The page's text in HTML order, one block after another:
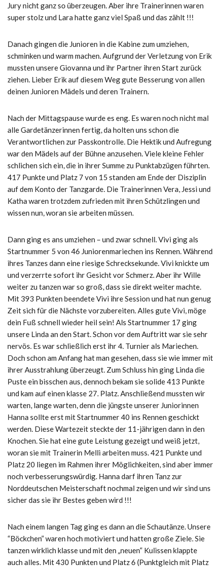
Jury nicht ganz so überzeugen. Aber ihre Trainerinnen waren
super stolz und Lara hatte ganz viel Spaß und das zählt !!!
Danach gingen die Junioren in die Kabine zum umziehen,
schminken und warm machen. Aufgrund der Verletzung von Erik
mussten unsere Giovanna und ihr Partner ihren Start zurück
ziehen. Lieber Erik auf diesem Weg gute Besserung von allen
deinen Junioren Mädels und deren Trainern.
Nach der Mittagspause wurde es eng. Es waren noch nicht mal
alle Gardetänzerinnen fertig, da holten uns schon die
Verantwortlichen zur Passkontrolle. Die Hektik und Aufregung
war den Mädels auf der Bühne anzusehen. Viele kleine Fehler
schlichen sich ein, die in ihrer Summe zu Punktabzügen führten.
417 Punkte und Platz 7 von 15 standen am Ende der Disziplin
auf dem Konto der Tanzgarde. Die Trainerinnen Vera, Jessi und
Katha waren trotzdem zufrieden mit ihren Schützlingen und
wissen nun, woran sie arbeiten müssen.
Dann ging es ans umziehen – und zwar schnell. Vivi ging als
Startnummer 5 von 46 Juniorenmariechen ins Rennen. Während
ihres Tanzes dann eine riesige Schrecksekunde. Vivi knickte um
und verzerrte sofort ihr Gesicht vor Schmerz. Aber ihr Wille
weiter zu tanzen war so groß, dass sie direkt weiter machte.
Mit 393 Punkten beendete Vivi ihre Session und hat nun genug
Zeit sich für die Nächste vorzubereiten. Alles gute Vivi, möge
dein Fuß schnell wieder heil sein! Als Startnummer 17 ging
unsere Linda an den Start. Schon vor dem Auftritt war sie sehr
nervös. Es war schließlich erst ihr 4. Turnier als Mariechen.
Doch schon am Anfang hat man gesehen, dass sie wie immer mit
ihrer Ausstrahlung überzeugt. Zum Schluss hin ging Linda die
Puste ein bisschen aus, dennoch bekam sie solide 413 Punkte
und kam auf einen klasse 27. Platz. Anschließend mussten wir
warten, lange warten, denn die jüngste unserer Juniorinnen
Hanna sollte erst mit Startnummer 40 ins Rennen geschickt
werden. Diese Wartezeit steckte der 11-jährigen dann in den
Knochen. Sie hat eine gute Leistung gezeigt und weiß jetzt,
woran sie mit Trainerin Melli arbeiten muss. 421 Punkte und
Platz 20 liegen im Rahmen ihrer Möglichkeiten, sind aber immer
noch verbesserungswürdig. Hanna darf ihren Tanz zur
Norddeutschen Meisterschaft nochmal zeigen und wir sind uns
sicher das sie ihr Bestes geben wird !!!
Nach einem langen Tag ging es dann an die Schautänze. Unsere
“Böckchen” waren hoch motiviert und hatten große Ziele. Sie
tanzen wirklich klasse und mit den „neuen“ Kulissen klappte
auch alles. Mit 430 Punkten und Platz 6 (Punktgleich mit Platz